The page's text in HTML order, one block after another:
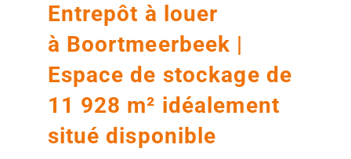
Entrepôt à louer
à Boortmeerbeek |
Espace de stockage de
11 928 m² idéalement
situé disponible